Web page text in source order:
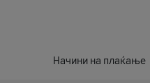
Начини на плаќање